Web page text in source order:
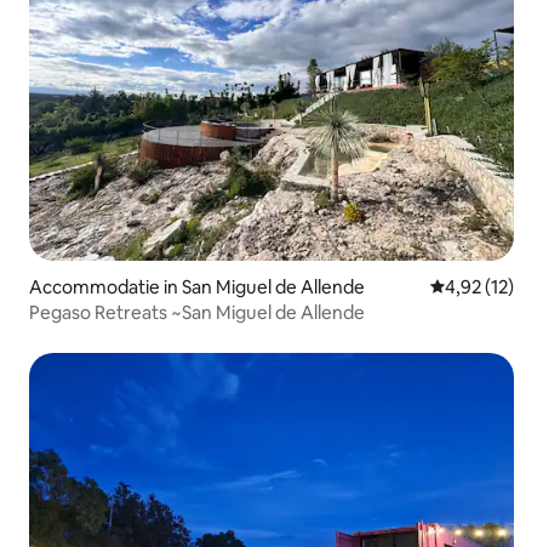
Accommodatie in San Miguel de Allende Gemiddelde
4,92 (12)
Pegaso Retreats ~San Miguel de Allende